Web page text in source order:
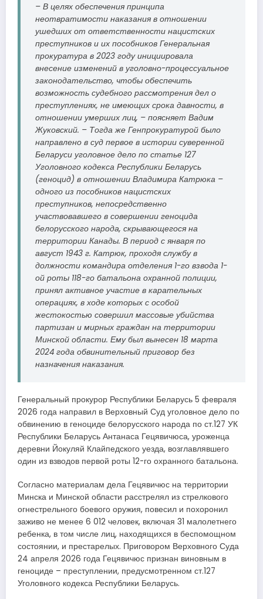
– В целях обеспечения принципа
неотвратимости наказания в отношении
ушедших от ответственности нацистских
преступников и их пособников Генеральная
прокуратура в 2023 году ини­циировала
внесение изменений в уголовно-процессуальное
законодательство, чтобы обеспечить
возможность судебного рассмотрения дел о
преступлениях, не имеющих срока давности, в
отношении умерших лиц, – поясняет Вадим
Жуковский. – Тогда же Генпрокуратурой было
направлено в суд первое в истории суверенной
Беларуси уголовное дело по статье 127
Уголовного кодекса Республики Беларусь
(геноцид) в отношении Владимира Катрюка –
одного из пособников нацистских
преступников, непосредственно
участвовавшего в совершении геноцида
белорусского народа, скрывающегося на
территории Канады. В период с января по
август 1943 г. Катрюк, проходя службу в
должности командира отделения 1-го взвода 1-
ой роты 118-го батальона охранной полиции,
принял активное участие в карательных
операциях, в ходе которых с особой
жестокостью совершил массовые убийства
партизан и мирных граждан на территории
Минской области. Ему был вынесен 18 марта
2024 года обвинительный приговор без
назначения наказания.
Генеральный прокурор Республики Беларусь 5 февраля
2026 года направил в Верховный Суд уголовное дело по
обвинению в геноциде белорусского народа по ст.127 УК
Республики Беларусь Антанаса Гецявичюса, уроженца
деревни Йокуляй Клайпедского уезда, возглавлявшего
один из взводов первой роты 12-го охранного батальона.
Согласно материалам дела Гецявичюс на территории
Минска и Минской области расстрелял из стрелкового
огнестрельного боевого оружия, повесил и похоронил
заживо не менее 6 012 человек, включая 31 малолетнего
ребенка, в том числе лиц, находящихся в беспомощном
состоянии, и престарелых. Приговором Верховного Суда
24 апреля 2026 года Гецявичюс признан виновным в
геноциде – преступлении, предусмотренном ст.127
Уголовного кодекса Республики Беларусь.